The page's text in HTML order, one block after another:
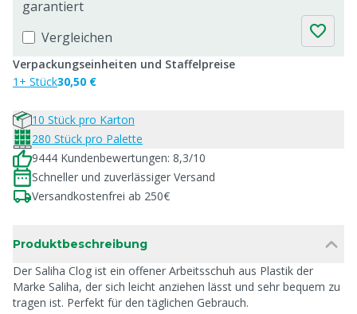
garantiert
Vergleichen
Verpackungseinheiten und Staffelpreise
1+ Stück30,50 €
10 Stück pro Karton
280 Stück pro Palette
9444 Kundenbewertungen: 8,3/10
Schneller und zuverlässiger Versand
Versandkostenfrei ab 250€
Produktbeschreibung
Der Saliha Clog ist ein offener Arbeitsschuh aus Plastik der
Marke Saliha, der sich leicht anziehen lässt und sehr bequem zu
tragen ist. Perfekt für den täglichen Gebrauch.